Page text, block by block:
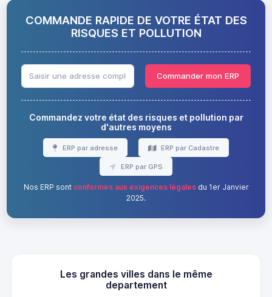
COMMANDE RAPIDE DE VOTRE ÉTAT DES
RISQUES ET POLLUTION
Commander mon ERP
Commandez votre état des risques et pollution par
d'autres moyens
ERP par adresse ERP par Cadastre
ERP par GPS
Nos ERP sont conformes aux exigences légalesdu 1er Janvier
2025.
Les grandes villes dans le même
departement